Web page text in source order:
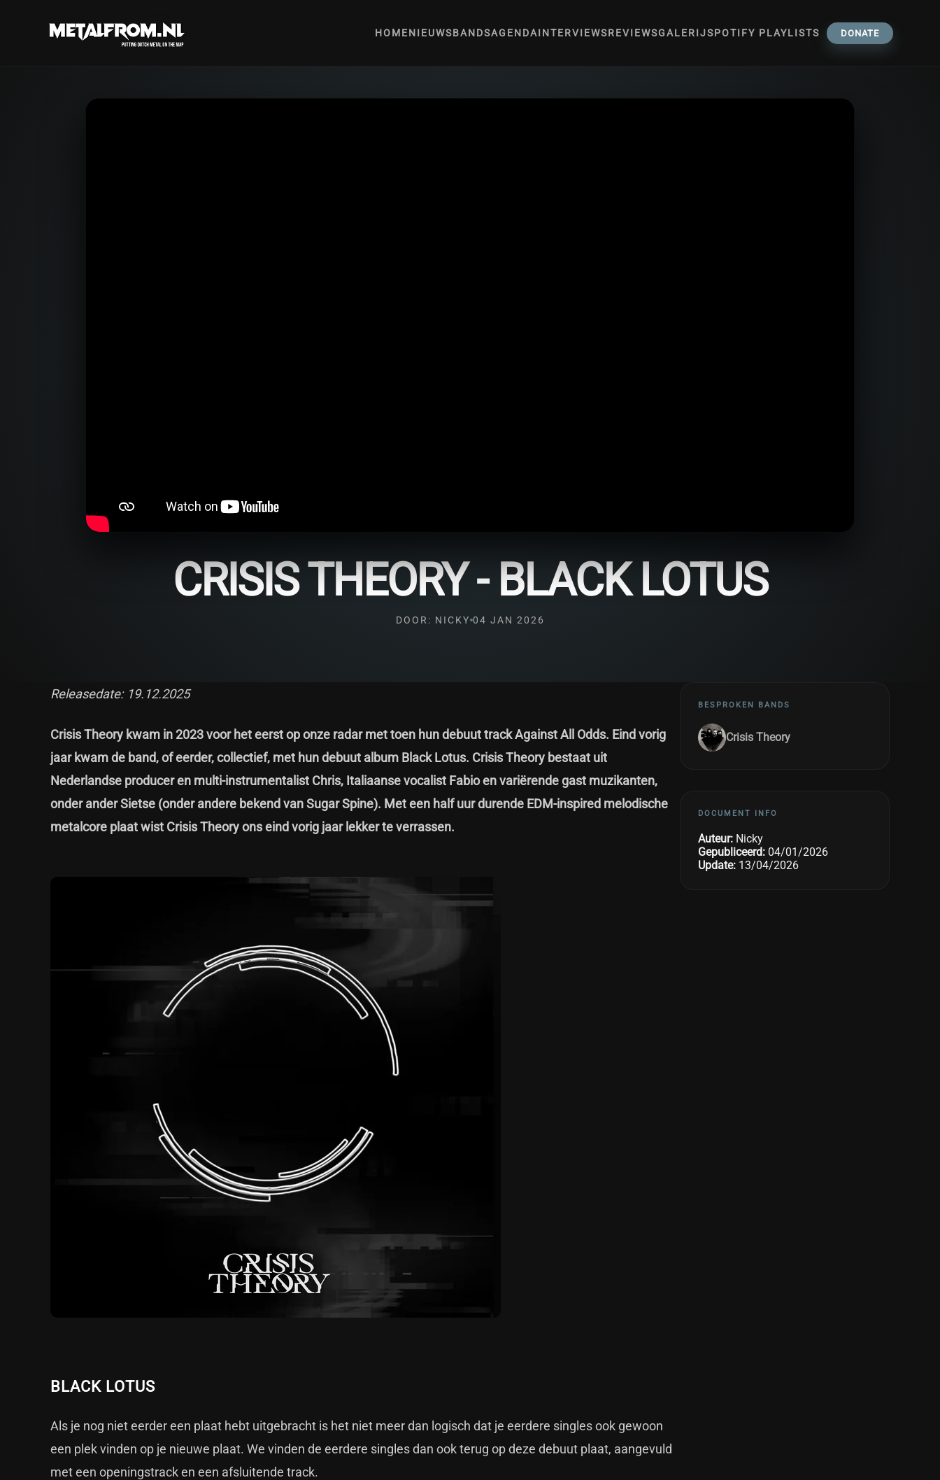
HOMENIEUWSBANDSAGENDAINTERVIEWSREVIEWSGALERIJSPOTIFY PLAYLISTS DONATE
CRISIS THEORY - BLACK LOTUS
DOOR: NICKY 04 JAN 2026
Releasedate: 19.12.2025
Crisis Theory kwam in 2023 voor het eerst op onze radar met toen hun debuut track Against All Odds. Eind vorig
jaar kwam de band, of eerder, collectief, met hun debuut album Black Lotus. Crisis Theory bestaat uit
Nederlandse producer en multi-instrumentalist Chris, Italiaanse vocalist Fabio en variërende gast muzikanten,
onder ander Sietse (onder andere bekend van Sugar Spine). Met een half uur durende EDM-inspired melodische
metalcore plaat wist Crisis Theory ons eind vorig jaar lekker te verrassen.
BLACK LOTUS
Als je nog niet eerder een plaat hebt uitgebracht is het niet meer dan logisch dat je eerdere singles ook gewoon
een plek vinden op je nieuwe plaat. We vinden de eerdere singles dan ook terug op deze debuut plaat, aangevuld
met een openingstrack en een afsluitende track.
BESPROKEN BANDS
Crisis Theory
DOCUMENT INFO
Auteur: Nicky
Gepubliceerd: 04/01/2026
Update: 13/04/2026